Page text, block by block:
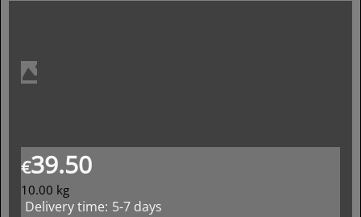
€39.50
10.00 kg
Delivery time: 5-7 days